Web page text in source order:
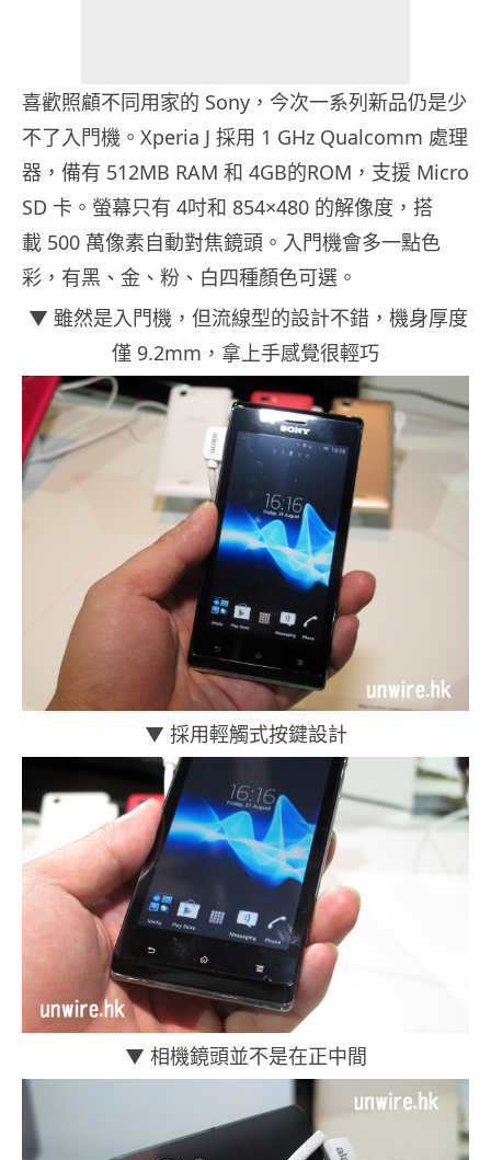
喜歡照顧不同用家的 Sony，今次一系列新品仍是少
不了入門機。Xperia J 採用 1 GHz Qualcomm 處理
器，備有 512MB RAM 和 4GB的ROM，支援 Micro
SD 卡。螢幕只有 4吋和 854×480 的解像度，搭
載 500 萬像素自動對焦鏡頭。入門機會多一點色
彩，有黑、金、粉、白四種顏色可選。
▼ 雖然是入門機，但流線型的設計不錯，機身厚度
僅 9.2mm，拿上手感覺很輕巧
▼ 採用輕觸式按鍵設計
▼ 相機鏡頭並不是在正中間